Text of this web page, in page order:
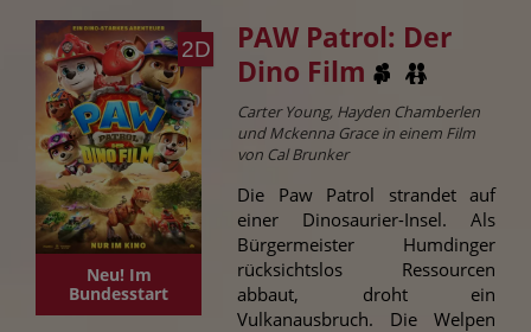
2D
Neu! Im
Bundesstart
PAW Patrol: Der
Dino Film
Carter Young, Hayden Chamberlen
und Mckenna Grace in einem Film
von Cal Brunker
Die Paw Patrol strandet auf
einer Dinosaurier-Insel. Als
Bürgermeister Humdinger
rücksichtslos Ressourcen
abbaut, droht ein
Vulkanausbruch. Die Welpen